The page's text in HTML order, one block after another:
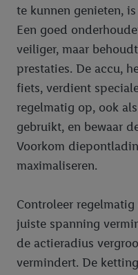
te kunnen genieten,
Een goed
veiliger, maar
prestaties. De accu,
fiets, verdient
regelmatig op, ook
gebruikt, en bewaar
Voorkom
maximaliseren.
Controleer
juiste spanning
de actieradius
vermindert. De